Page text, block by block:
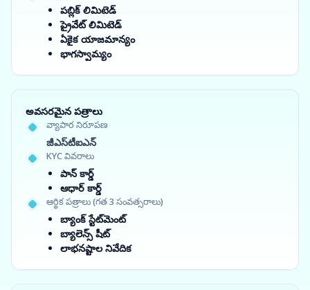
పబ్లిక్ లిమిటెడ్
ప్రైవేట్ లిమిటెడ్
ఏకైక యాజమాన్యం
భాగస్వామ్యం
అవసరమైన పత్రాలు
వ్యాపార నిరూపణ
జీఎస్‌టీఐఎన్
KYC వివరాలు
పాన్ కార్డ్
ఆధార్ కార్డ్
ఆర్థిక పత్రాలు (గత 3 సంవత్సరాలు)
బ్యాంక్ స్టేట్‌మెంట్
బ్యాలెన్స్ షీట్
లాభనష్టాల నివేదిక